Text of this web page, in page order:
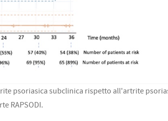
psoriasica subclinica rispetto all'artrite
RAPSODI.